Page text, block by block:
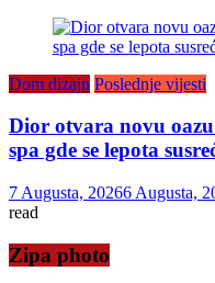
Dom dizajn Poslednje vijesti
Dior otvara novu
spa gde se lepota
7 Augusta, 20266 Augusta,
read
Zipa photo